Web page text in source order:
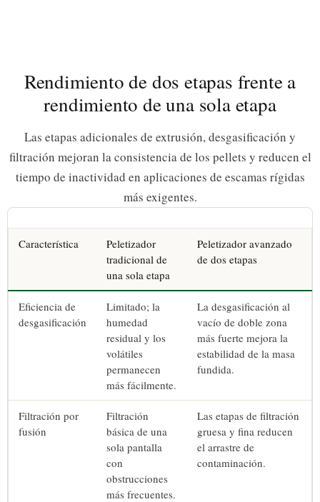
Rendimiento de dos etapas frente a
rendimiento de una sola etapa
Las etapas adicionales de extrusión, desgasificación y
filtración mejoran la consistencia de los pellets y reducen el
tiempo de inactividad en aplicaciones de escamas rígidas
más exigentes.
Característica
Peletizador
tradicional de
una sola etapa
Peletizador avanzado
de dos etapas
Eficiencia de
desgasificación
Limitado; la
humedad
residual y los
volátiles
permanecen
más fácilmente.
La desgasificación al
vacío de doble zona
más fuerte mejora la
estabilidad de la masa
fundida.
Filtración por
fusión
Filtración
básica de una
sola pantalla
con
obstrucciones
más frecuentes.
Las etapas de filtración
gruesa y fina reducen
el arrastre de
contaminación.